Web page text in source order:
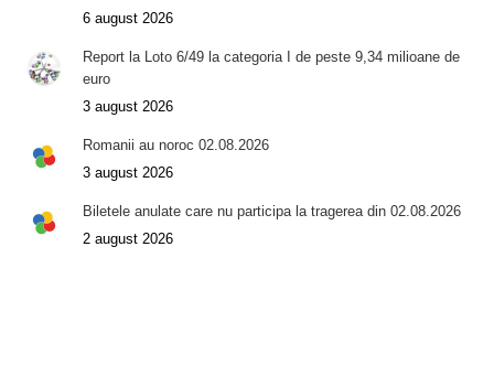
6 august 2026
Report la Loto 6/49 la categoria I de peste 9,34 milioane de
euro
3 august 2026
Romanii au noroc 02.08.2026
3 august 2026
Biletele anulate care nu participa la tragerea din 02.08.2026
2 august 2026